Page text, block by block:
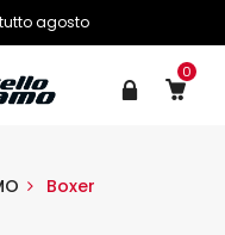
agosto
0
Boxer